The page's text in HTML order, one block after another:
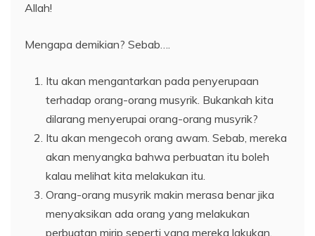
Allah!
Mengapa demikian? Sebab….
Itu akan mengantarkan pada penyerupaan
terhadap orang-orang musyrik. Bukankah kita
dilarang menyerupai orang-orang musyrik?
Itu akan mengecoh orang awam. Sebab, mereka
akan menyangka bahwa perbuatan itu boleh
kalau melihat kita melakukan itu.
Orang-orang musyrik makin merasa benar jika
menyaksikan ada orang yang melakukan
perbuatan mirip seperti yang mereka lakukan.